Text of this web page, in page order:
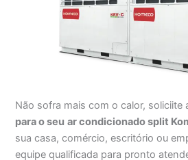
Não sofra mais com o calor, soliciite
para o seu ar condicionado split
sua casa, comércio, escritório ou
equipe qualificada para pronto